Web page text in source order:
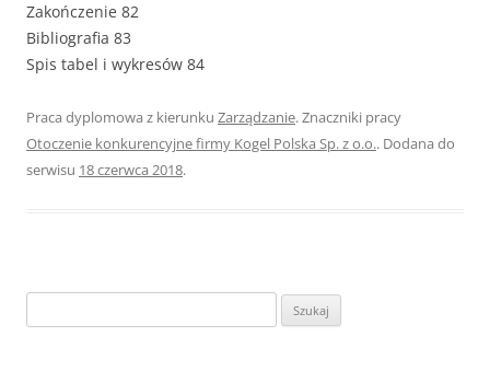
Zakończenie 82
Bibliografia 83
Spis tabel i wykresów 84
Praca dyplomowa z kierunku Zarządzanie. Znaczniki pracy
Otoczenie konkurencyjne firmy Kogel Polska Sp. z o.o.. Dodana do
serwisu 18 czerwca 2018.
z